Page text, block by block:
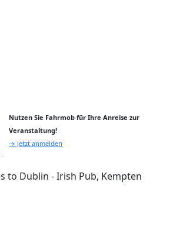
Nutzen Sie Fahrmob für Ihre Anreise zur
Veranstaltung!
→ Jetzt anmelden
to Dublin - Irish Pub, Kempten